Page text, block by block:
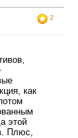
2
как
этой
Плюс,